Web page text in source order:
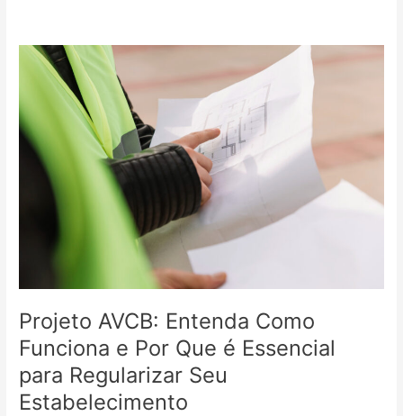
Projeto AVCB: Entenda Como
Funciona e Por Que é Essencial
para Regularizar Seu
Estabelecimento
Projeto
AVCB:
Entenda
Como
Funciona
Seu
Estabelecimento